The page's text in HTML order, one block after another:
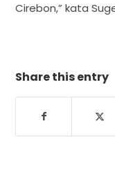
Cirebon,” kata
Share this entry